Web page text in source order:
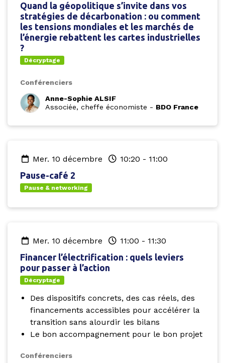
Quand la géopolitique s’invite dans vos
stratégies de décarbonation : ou comment
les tensions mondiales et les marchés de
l’énergie rebattent les cartes industrielles
?
Décryptage
Conférenciers
Anne-Sophie ALSIF
Associée, cheffe économiste - BDO France
mer. 10 décembre 10:20 - 11:00
Pause-café 2
Pause & networking
mer. 10 décembre 11:00 - 11:30
Financer l’électrification : quels leviers
pour passer à l’action
Décryptage
Des dispositifs concrets, des cas réels, des
financements accessibles pour accélérer la
transition sans alourdir les bilans
Le bon accompagnement pour le bon projet
Conférenciers